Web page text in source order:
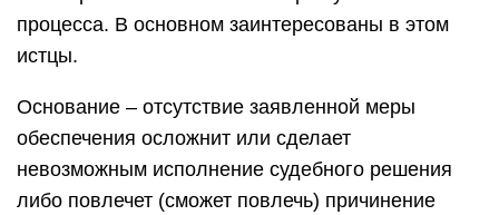
процесса. В основном заинтересованы в этом
истцы.
Основание – отсутствие заявленной меры
обеспечения осложнит или сделает
невозможным исполнение судебного решения
либо повлечет (сможет повлечь) причинение